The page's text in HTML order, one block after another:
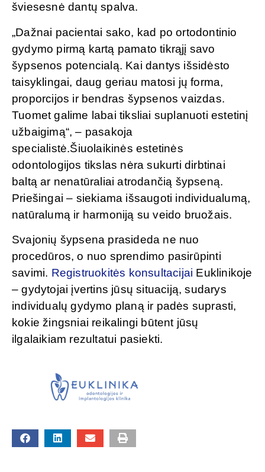
šviesesnė dantų spalva.
„Dažnai pacientai sako, kad po ortodontinio
gydymo pirmą kartą pamato tikrąjį savo
šypsenos potencialą. Kai dantys išsidėsto
taisyklingai, daug geriau matosi jų forma,
proporcijos ir bendras šypsenos vaizdas.
Tuomet galime labai tiksliai suplanuoti estetinį
užbaigimą“, – pasakoja
specialistė.Šiuolaikinės estetinės
odontologijos tikslas nėra sukurti dirbtinai
baltą ar nenatūraliai atrodančią šypseną.
Priešingai – siekiama išsaugoti individualumą,
natūralumą ir harmoniją su veido bruožais.
Svajonių šypsena prasideda ne nuo
procedūros, o nuo sprendimo pasirūpinti
savimi. Registruokitės konsultacijai Euklinikoje
– gydytojai įvertins jūsų situaciją, sudarys
individualų gydymo planą ir padės suprasti,
kokie žingsniai reikalingi būtent jūsų
ilgalaikiam rezultatui pasiekti.